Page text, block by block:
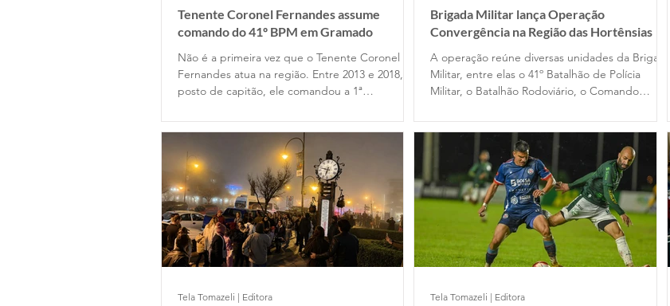
Tenente Coronel Fernandes assume
comando do 41º BPM em Gramado
Não é a primeira vez que o Tenente Coronel
Fernandes atua na região. Entre 2013 e 2018, no
posto de capitão, ele comandou a 1ª
Estado Maior da Unidade. Retornou em 2020,
permanecendo até 2022, quando ocupou o
posto de major na função de subcomandante
do Batalhão.
Brigada Militar lança Operação
Convergência na Região das Hortênsias
A operação reúne diversas unidades da Brigada
Militar, entre elas o 41º Batalhão de Polícia
Militar, o Batalhão Rodoviário, o Comando
Departamento de Ensino. Participam das ações
dois alunos-oficiais do Curso Superior de Polícia
Militar e 120 alunos-soldados do Curso Básico
de Formação Policial Militar, das escolas de
Porto Alegre e Montenegro.
Tela Tomazeli | Editora
Tela Tomazeli | Editora